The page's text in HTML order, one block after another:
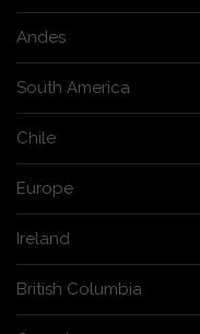
Andes
South America
Chile
Europe
Ireland
British Columbia